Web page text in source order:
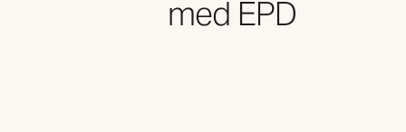
med EPD